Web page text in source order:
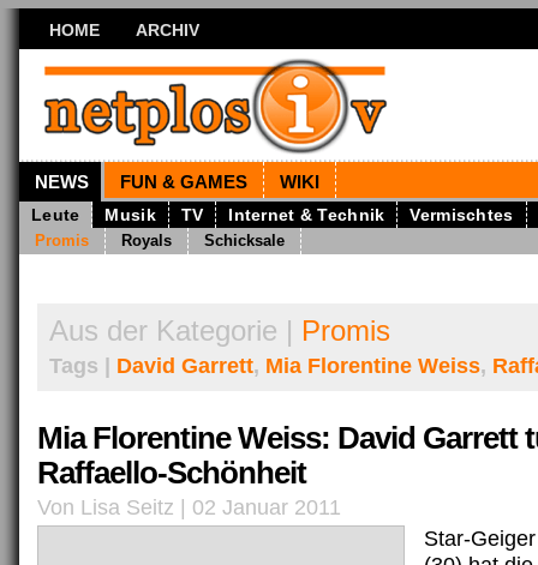
HOME ARCHIV
NEWS FUN & GAMES WIKI
Leute Musik TV Internet & Technik Vermischtes
Promis Royals Schicksale
Aus der Kategorie | Promis
Tags | David Garrett, Mia Florentine Weiss,
Mia Florentine Weiss: David Garrett
Raffaello-Schönheit
Von Lisa Seitz | 02 Januar 2011
Star-